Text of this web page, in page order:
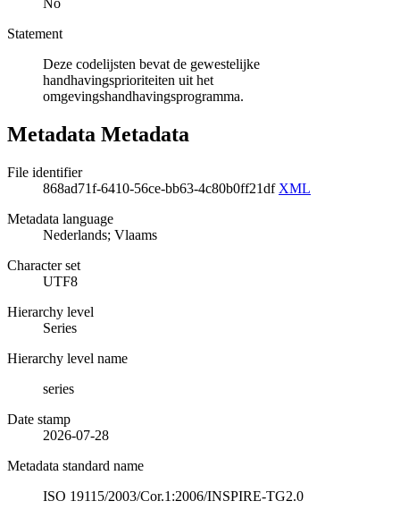
No
Statement
Deze codelijsten bevat de gewestelijke
handhavingsprioriteiten uit het
omgevingshandhavingsprogramma.
Metadata Metadata
File identifier
868ad71f-6410-56ce-bb63-4c80b0ff21df XML
Metadata language
Nederlands; Vlaams
Character set
UTF8
Hierarchy level
Series
Hierarchy level name
series
Date stamp
2026-07-28
Metadata standard name
ISO 19115/2003/Cor.1:2006/INSPIRE-TG2.0